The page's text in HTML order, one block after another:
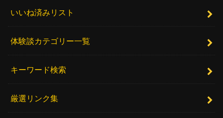
いいね済みリスト
体験談カテゴリー一覧
キーワード検索
厳選リンク集